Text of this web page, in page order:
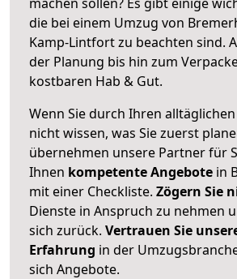
die bei einem Umzug von
Kamp-Lintfort zu beachten sind.
der Planung bis hin zum
kostbaren Hab & Gut.
Wenn Sie durch Ihren
nicht wissen, was Sie zuerst
übernehmen unsere Partner für
Ihnen kompetente Angebote in
mit einer Checkliste. Zögern Sie
Dienste in Anspruch zu nehmen
sich zurück. Vertrauen Sie
Erfahrung in der
sich Angebote.